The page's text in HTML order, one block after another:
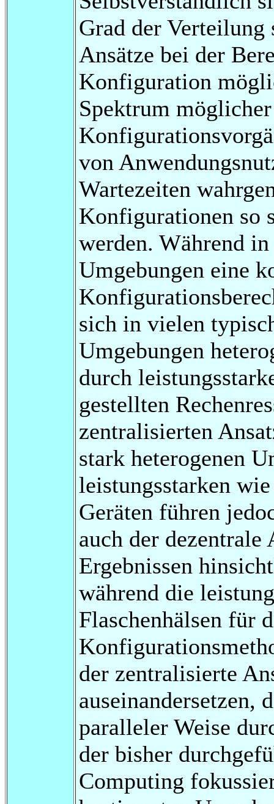
Grad der
Ansätze bei der
Konfiguration
Spektrum
von
Wartezeiten
Konfigurationen so
werden. Während
Umgebungen eine
sich in vielen
Umgebungen
durch
gestellten
zentralisierten
stark heterogenen
leistungsstarken
Geräten führen
auch der dezentrale
Ergebnissen
während die
Flaschenhälsen für
der zentralisierte
auseinandersetzen,
paralleler Weise
der bisher
Computing